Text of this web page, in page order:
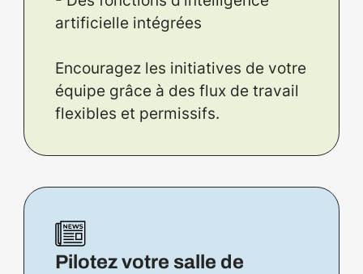
artificielle intégrées
Encouragez les initiatives de votre
équipe grâce à des flux de travail
flexibles et permissifs.
Pilotez votre salle de